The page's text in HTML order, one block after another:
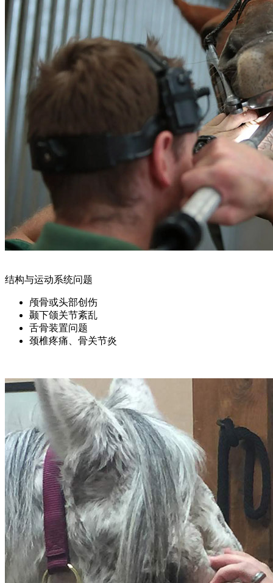
结构与运动系统问题
颅骨或头部创伤
颞下颌关节紊乱
舌骨装置问题
颈椎疼痛、骨关节炎